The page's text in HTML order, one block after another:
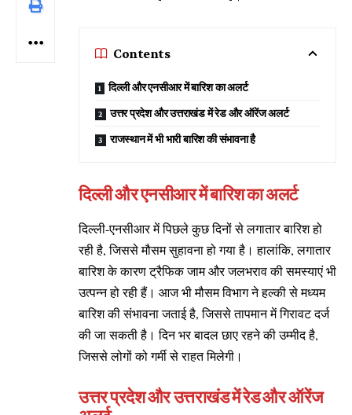
Contents
दिल्ली और एनसीआर में बारिश का अलर्ट
उत्तर प्रदेश और उत्तराखंड में रेड और ऑरेंज अलर्ट
राजस्थान में भी भारी बारिश की संभावना है
दिल्ली और एनसीआर में बारिश का अलर्ट
दिल्ली-एनसीआर में पिछले कुछ दिनों से लगातार बारिश हो
रही है, जिससे मौसम सुहावना हो गया है। हालांकि, लगातार
बारिश के कारण ट्रैफिक जाम और जलभराव की समस्याएं भी
उत्पन्न हो रही हैं। आज भी मौसम विभाग ने हल्की से मध्यम
बारिश की संभावना जताई है, जिससे तापमान में गिरावट दर्ज
की जा सकती है। दिन भर बादल छाए रहने की उम्मीद है,
जिससे लोगों को गर्मी से राहत मिलेगी।
उत्तर प्रदेश और उत्तराखंड में रेड और ऑरेंज